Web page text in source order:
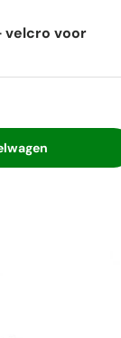
velcro voor